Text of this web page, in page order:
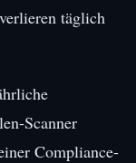
täglich
Scanner
Compliance-